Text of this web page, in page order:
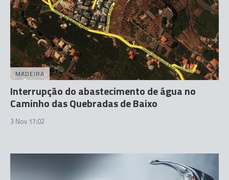
MADEIRA
Interrupção do abastecimento de água no
Caminho das Quebradas de Baixo
3 Nov 17:02